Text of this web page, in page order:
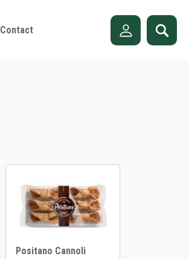
Contact
Positano Cannoli